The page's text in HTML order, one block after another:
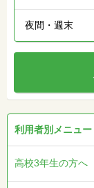
夜間・週末
利用者別メニュー
高校3年生の方へ